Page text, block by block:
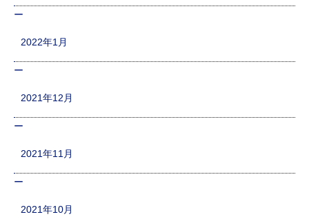
2022年1月
2021年12月
2021年11月
2021年10月